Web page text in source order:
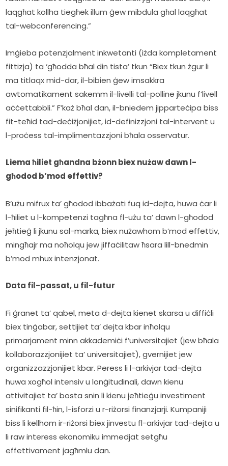
laqgħat kollha tiegħek illum ġew mibdula għal laqgħat
tal-webconferencing.”
Imġieba potenzjalment inkwetanti (iżda kompletament
fittizja) ta ‘għodda bħal din tista’ tkun “Biex tkun żgur li
ma titlaqx mid-dar, il-bibien ġew imsakkra
awtomatikament sakemm il-livelli tal-polline jkunu f’livell
aċċettabbli.” F’każ bħal dan, il-bniedem jipparteċipa biss
fit-teħid tad-deċiżjonijiet, id-definizzjoni tal-intervent u
l-proċess tal-implimentazzjoni bħala osservatur.
Liema ħiliet għandna bżonn biex nużaw dawn l-
għodod b’mod effettiv?
B’użu mifrux ta’ għodod ibbażati fuq id-dejta, huwa ċar li
l-ħiliet u l-kompetenzi tagħna fl-użu ta’ dawn l-għodod
jeħtieġ li jkunu sal-marka, biex nużawhom b’mod effettiv,
mingħajr ma noħolqu jew jiffaċilitaw ħsara lill-bnedmin
b’mod mhux intenzjonat.
Data fil-passat, u fil-futur
Fi ġranet ta’ qabel, meta d-dejta kienet skarsa u diffiċli
biex tinġabar, settijiet ta’ dejta kbar inħolqu
primarjament minn akkademiċi f’universitajiet (jew bħala
kollaborazzjonijiet ta’ universitajiet), gvernijiet jew
organizzazzjonijiet kbar. Peress li l-arkivjar tad-dejta
huwa xogħol intensiv u lonġitudinali, dawn kienu
attivitajiet ta’ bosta snin li kienu jeħtieġu investiment
sinifikanti fil-ħin, l-isforzi u r-riżorsi finanzjarji. Kumpaniji
biss li kellhom ir-riżorsi biex jinvestu fl-arkivjar tad-dejta u
li raw interess ekonomiku immedjat setgħu
effettivament jagħmlu dan.